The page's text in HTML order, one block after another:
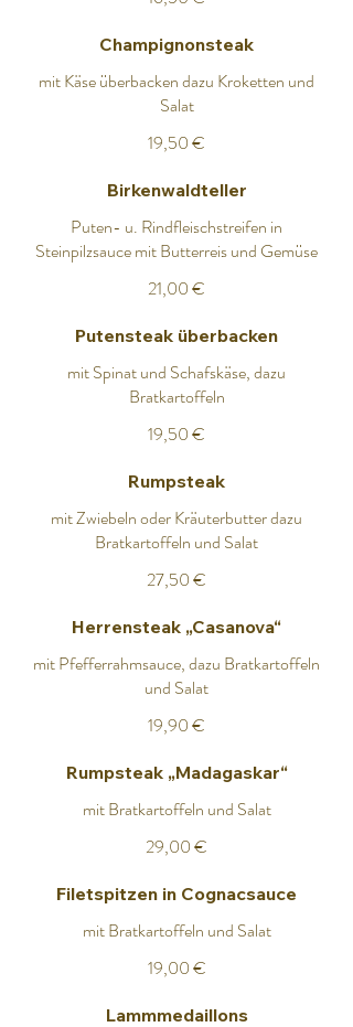
Champignonsteak
mit Käse überbacken dazu Kroketten und
Salat
19,50 €
Birkenwaldteller
Puten- u. Rindfleischstreifen in
Steinpilzsauce mit Butterreis und Gemüse
21,00 €
Putensteak überbacken
mit Spinat und Schafskäse, dazu
Bratkartoffeln
19,50 €
Rumpsteak
mit Zwiebeln oder Kräuterbutter dazu
Bratkartoffeln und Salat
27,50 €
Herrensteak „Casanova“
mit Pfefferrahmsauce, dazu Bratkartoffeln
und Salat
19,90 €
Rumpsteak „Madagaskar“
mit Bratkartoffeln und Salat
29,00 €
Filetspitzen in Cognacsauce
mit Bratkartoffeln und Salat
19,00 €
Lammmedaillons